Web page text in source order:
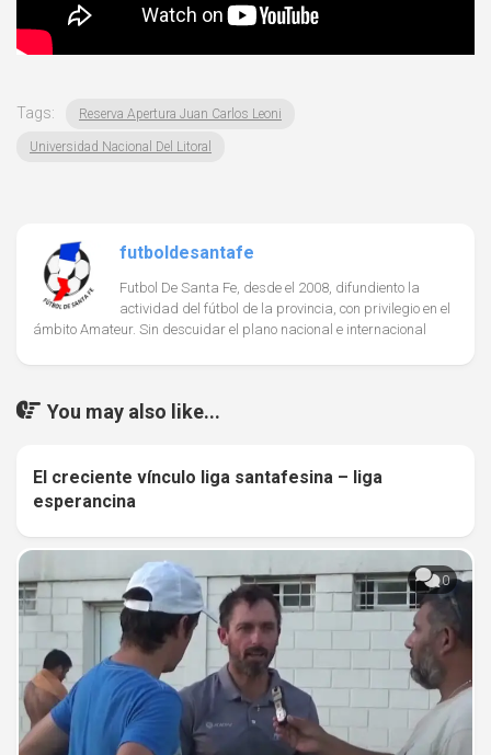
Tags: Reserva Apertura Juan Carlos Leoni
Universidad Nacional Del Litoral
futboldesantafe
Futbol De Santa Fe, desde el 2008, difundiento la
actividad del fútbol de la provincia, con privilegio en el
ámbito Amateur. Sin descuidar el plano nacional e internacional
You may also like...
El creciente vínculo liga santafesina – liga
esperancina
0